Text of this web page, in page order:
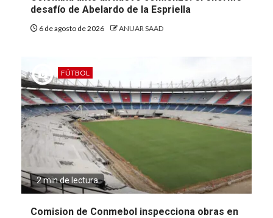
desafío de Abelardo de la Espriella
6 de agosto de 2026 ANUAR SAAD
FÚTBOL
2 min de lectura
Comision de Conmebol inspecciona obras en